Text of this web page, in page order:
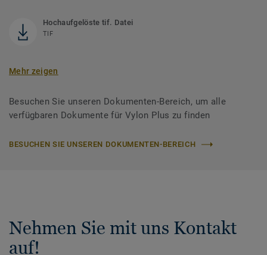
Hochaufgelöste tif. Datei
TIF
Mehr zeigen
Besuchen Sie unseren Dokumenten-Bereich, um alle
verfügbaren Dokumente für Vylon Plus zu finden
BESUCHEN SIE UNSEREN DOKUMENTEN-BEREICH
Nehmen Sie mit uns Kontakt
auf!